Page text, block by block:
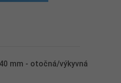
mm - otočná/výkyvná